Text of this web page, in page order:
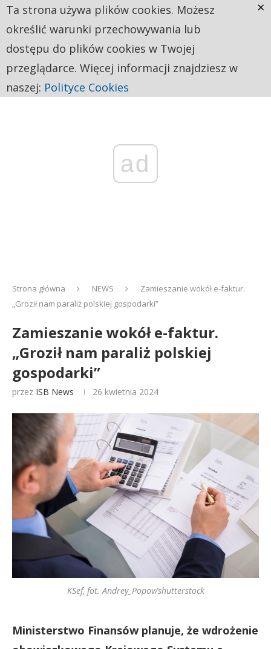
ad
Strona główna NEWS
Zamieszanie wokół e-faktur.
„Groził nam paraliż polskiej gospodarki”
Zamieszanie wokół e-faktur.
„Groził nam paraliż polskiej
gospodarki”
przez ISB News 26 kwietnia 2024
KSef, fot. Andrey_Popov/shutterstock
Ministerstwo Finansów planuje, że wdrożenie
Ta strona używa plików cookies. Możesz
określić warunki przechowywania lub
dostępu do plików cookies w Twojej
przeglądarce. Więcej informacji znajdziesz w
naszej: Polityce Cookies
×